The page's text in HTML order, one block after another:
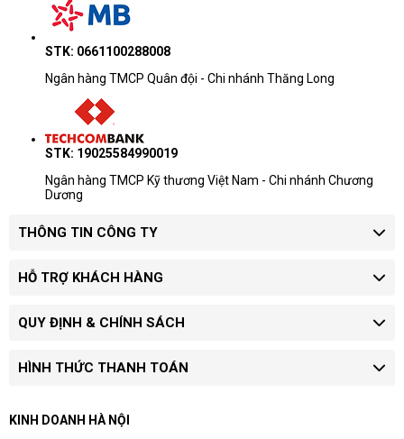
STK: 0661100288008
Ngân hàng TMCP Quân đội - Chi nhánh Thăng Long
STK: 19025584990019
Ngân hàng TMCP Kỹ thương Việt Nam - Chi nhánh Chương
Dương
THÔNG TIN CÔNG TY
HỖ TRỢ KHÁCH HÀNG
QUY ĐỊNH & CHÍNH SÁCH
HÌNH THỨC THANH TOÁN
KINH DOANH HÀ NỘI